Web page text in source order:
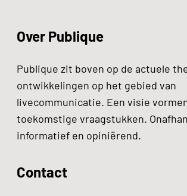
Over Publique
Publique zit boven op de actuele
ontwikkelingen op het gebied van
livecommunicatie. Een visie
toekomstige vraagstukken.
informatief en opiniërend.
Contact